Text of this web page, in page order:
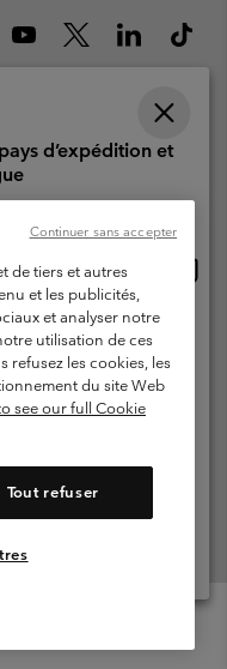
› | italiano ›
des Morgines, 12 1213
l'utilisateur
Impressum
de tiers et autres
et les publicités,
et analyser notre
utilisation de ces
refusez les cookies, les
du site Web
see our full Cookie
Tout refuser
Continuer sans accepter
d’expédition et